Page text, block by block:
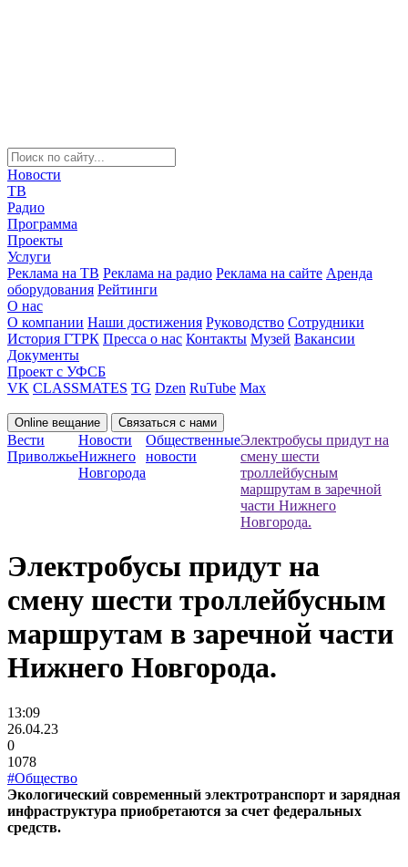
Новости
ТВ
Радио
Программа
Проекты
Услуги
Реклама на ТВ Реклама на радио Реклама на сайте Аренда
оборудования Рейтинги
О нас
О компании Наши достижения Руководство Сотрудники
История ГТРК Пресса о нас Контакты Музей Вакансии
Документы
Проект с УФСБ
VK CLASSMATES TG Dzen RuTube Max
Online вещание Связаться с нами
Вести
Приволжье
Новости
Нижнего
Новгорода
Общественные
новости
Электробусы придут на
смену шести
троллейбусным
маршрутам в заречной
части Нижнего
Новгорода.
Электробусы придут на
смену шести троллейбусным
маршрутам в заречной части
Нижнего Новгорода.
13:09
26.04.23
0
1078
#Общество
Экологический современный электротранспорт и зарядная
инфраструктура приобретаются за счет федеральных
средств.